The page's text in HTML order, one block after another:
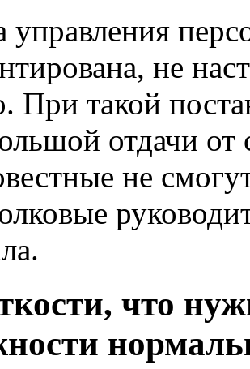
управления
не
При такой
отдачи
не
что